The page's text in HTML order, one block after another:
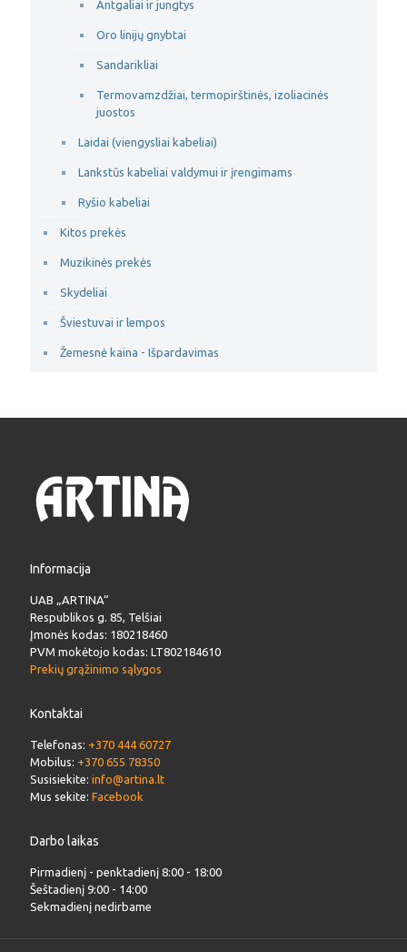
Antgaliai ir jungtys
Oro linijų gnybtai
Sandarikliai
Termovamzdžiai, termopirštinės, izoliacinės
juostos
Laidai (viengysliai kabeliai)
Lankstūs kabeliai valdymui ir įrengimams
Ryšio kabeliai
Kitos prekės
Muzikinės prekės
Skydeliai
Šviestuvai ir lempos
Žemesnė kaina - Išpardavimas
Informacija
UAB „ARTINA“
Respublikos g. 85, Telšiai
Įmonės kodas: 180218460
PVM mokėtojo kodas: LT802184610
Prekių grąžinimo sąlygos
Kontaktai
Telefonas: +370 444 60727
Mobilus: +370 655 78350
Susisiekite: info@artina.lt
Mus sekite: Facebook
Darbo laikas
Pirmadienį - penktadienį 8:00 - 18:00
Šeštadienį 9:00 - 14:00
Sekmadienį nedirbame